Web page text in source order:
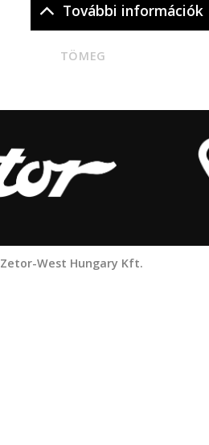
További információk
TÖMEG
Zetor-West Hungary Kft.